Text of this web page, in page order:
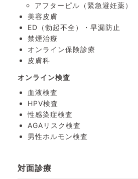
アフターピル （緊急避妊薬）
美容皮膚
ED（勃起不全）・ 早漏防止
禁煙治療
オンライン保険診療
皮膚科
オンライン検査
血液検査
HPV検査
性感染症検査
AGAリスク検査
男性ホルモン検査
対面診療